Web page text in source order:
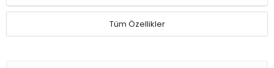
Tüm Özellikler